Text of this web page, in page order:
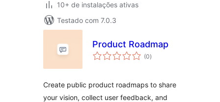
10+ de instalações ativas
Testado com 7.0.3
Product Roadmap
(0total
de
)
Create public product roadmaps to share
your vision, collect user feedback, and